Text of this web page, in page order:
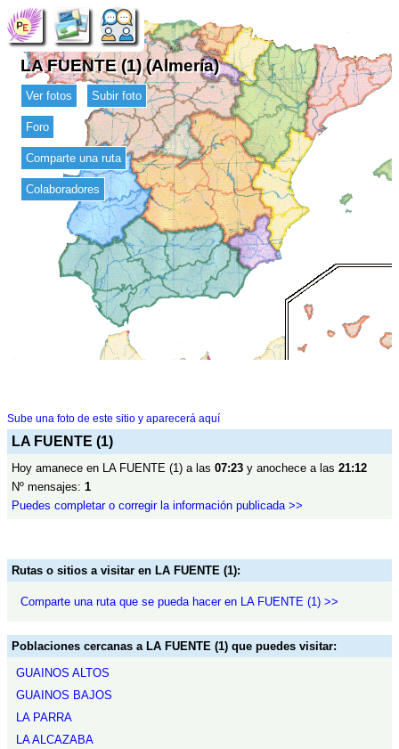
LA FUENTE (1) (Almería)
Ver fotos Subir foto
Foro
Comparte una ruta
Colaboradores
Sube una foto de este sitio y aparecerá aquí
LA FUENTE (1)
Hoy amanece en LA FUENTE (1) a las 07:23 y anochece a las 21:12
Nº mensajes: 1
Puedes completar o corregir la información publicada >>
Rutas o sitios a visitar en LA FUENTE (1):
Comparte una ruta que se pueda hacer en LA FUENTE (1) >>
Poblaciones cercanas a LA FUENTE (1) que puedes visitar:
GUAINOS ALTOS
GUAINOS BAJOS
LA PARRA
LA ALCAZABA